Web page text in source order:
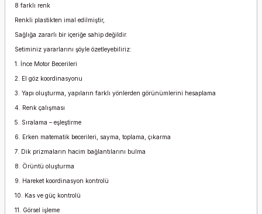
8 farklı renk
Renkli plastikten imal edilmiştir,
Sağlığa zararlı bir içeriğe sahip değildir.
Setiminiz yararlarını şöyle özetleyebiliriz:
1. İnce Motor Becerileri
2. El göz koordinasyonu
3. Yapı oluşturma, yapıların farklı yönlerden görünümlerini hesaplama
4. Renk çalışması
5. Sıralama – eşleştirme
6. Erken matematik becerileri, sayma, toplama, çıkarma
7. Dik prizmaların hacim bağlantılarını bulma
8. Örüntü oluşturma
9. Hareket koordinasyon kontrolü
10. Kas ve güç kontrolü
11. Görsel işleme